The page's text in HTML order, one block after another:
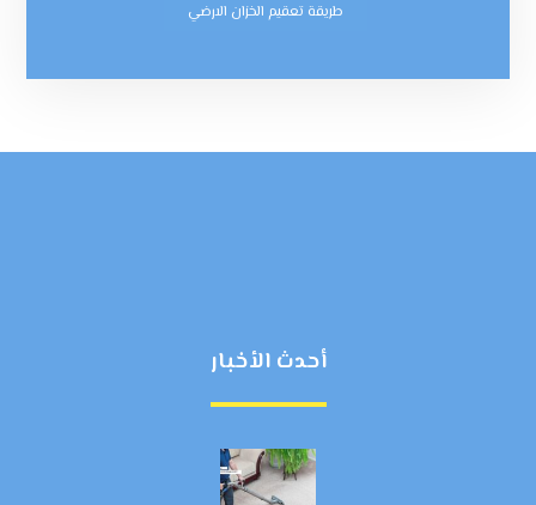
طريقة تعقيم الخزان الارضي
أحدث الأخبار